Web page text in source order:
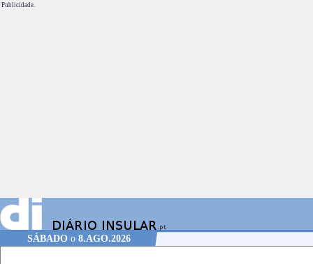
Publicidade.
SÁBADOo 8.AGO.2026